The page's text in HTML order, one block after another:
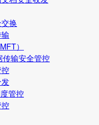
换
）
输安全管控
管控